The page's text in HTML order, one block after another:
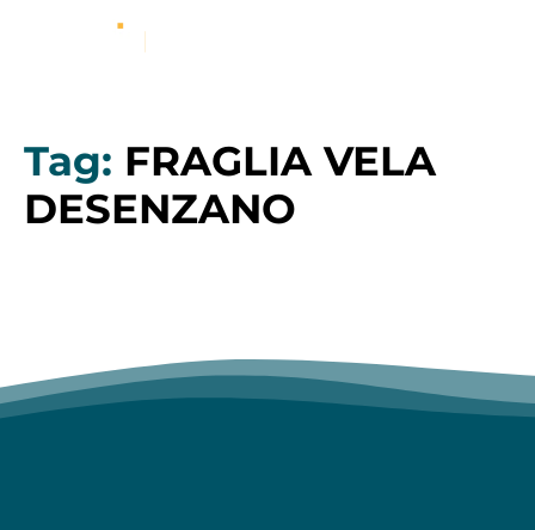
Tag: FRAGLIA VELA
DESENZANO